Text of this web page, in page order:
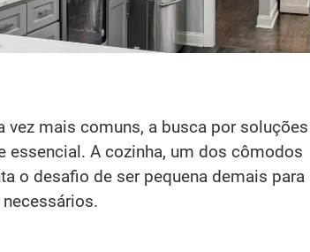
mais comuns, a busca por soluções
essencial. A cozinha, um dos cômodos
o desafio de ser pequena demais para